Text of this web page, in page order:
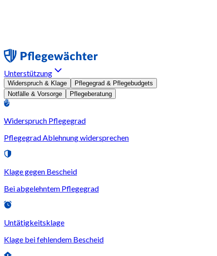
Unterstützung
Widerspruch & Klage
Pflegegrad & Pflegebudgets
Notfälle & Vorsorge
Pflegeberatung
Widerspruch Pflegegrad
Pflegegrad Ablehnung widersprechen
Klage gegen Bescheid
Bei abgelehntem Pflegegrad
Untätigkeitsklage
Klage bei fehlendem Bescheid